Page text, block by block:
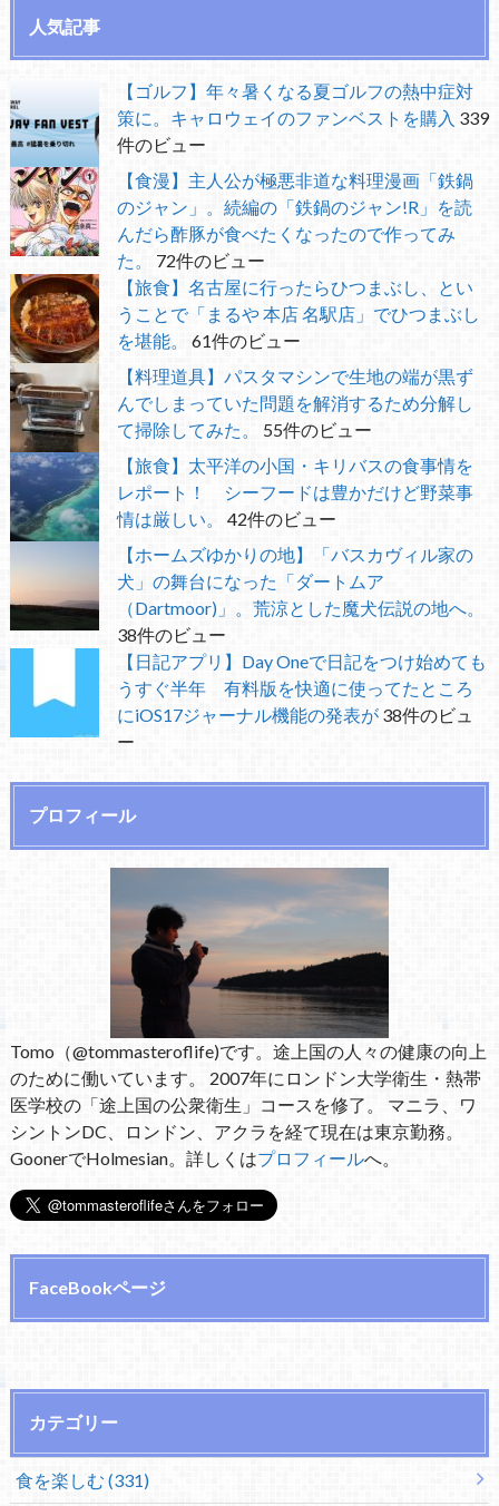
人気記事
【ゴルフ】年々暑くなる夏ゴルフの熱中症対
策に。キャロウェイのファンベストを購入 339
件のビュー
【食漫】主人公が極悪非道な料理漫画「鉄鍋
のジャン」。続編の「鉄鍋のジャン!R」を読
んだら酢豚が食べたくなったので作ってみ
た。
72件のビュー
【旅食】名古屋に行ったらひつまぶし、とい
うことで「まるや 本店 名駅店」でひつまぶし
を堪能。
61件のビュー
【料理道具】パスタマシンで生地の端が黒ず
んでしまっていた問題を解消するため分解し
て掃除してみた。
55件のビュー
【旅食】太平洋の小国・キリバスの食事情を
レポート！ シーフードは豊かだけど野菜事
情は厳しい。
42件のビュー
【ホームズゆかりの地】「バスカヴィル家の
犬」の舞台になった「ダートムア
（Dartmoor)」。荒涼とした魔犬伝説の地へ。
38件のビュー
【日記アプリ】Day Oneで日記をつけ始めても
うすぐ半年 有料版を快適に使ってたところ
にiOS17ジャーナル機能の発表が 38件のビュ
ー
プロフィール
Tomo（@tommasteroflife)です。途上国の人々の健康の向上
のために働いています。 2007年にロンドン大学衛生・熱帯
医学校の「途上国の公衆衛生」コースを修了。 マニラ、ワ
シントンDC、ロンドン、アクラを経て現在は東京勤務。
GoonerでHolmesian。詳しくはプロフィールへ。
FaceBookページ
カテゴリー
食を楽しむ (331)